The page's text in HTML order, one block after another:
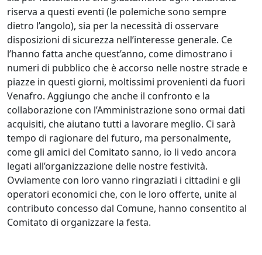
riserva a questi eventi (le polemiche sono sempre
dietro l’angolo), sia per la necessità di osservare
disposizioni di sicurezza nell’interesse generale. Ce
l’hanno fatta anche quest’anno, come dimostrano i
numeri di pubblico che è accorso nelle nostre strade e
piazze in questi giorni, moltissimi provenienti da fuori
Venafro. Aggiungo che anche il confronto e la
collaborazione con l’Amministrazione sono ormai dati
acquisiti, che aiutano tutti a lavorare meglio. Ci sarà
tempo di ragionare del futuro, ma personalmente,
come gli amici del Comitato sanno, io li vedo ancora
legati all’organizzazione delle nostre festività.
Ovviamente con loro vanno ringraziati i cittadini e gli
operatori economici che, con le loro offerte, unite al
contributo concesso dal Comune, hanno consentito al
Comitato di organizzare la festa.